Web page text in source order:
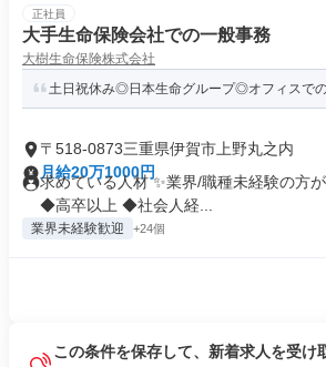
正社員
大手生命保険会社での一般事務
大樹生命保険株式会社
土日祝休み◎日本生命グループ◎オフィスで
〒518-0873三重県伊賀市上野丸之内
月給20万1000円
求めている人材 ✨業界/職種未経験の方
◆高卒以上 ◆社会人経...
業界未経験歓迎 +24個
この条件を保存して、新着求人を受け